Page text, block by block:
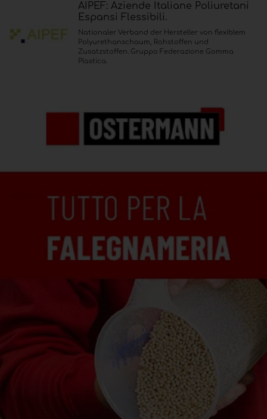
AIPEF: Aziende Italiane Poliuretani
Espansi Flessibili.
Nationaler Verband der Hersteller von flexiblem
Polyurethanschaum, Rohstoffen und
Zusatzstoffen. Gruppo Federazione Gomma
Plastica.